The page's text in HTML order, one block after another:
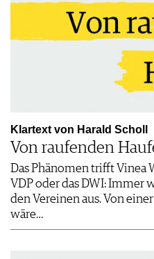
Klartext von Harald Scholl
Von raufenden
Das Phänomen trifft Vinea
VDP oder das DWI: Immer
den Vereinen aus. Von
wäre…